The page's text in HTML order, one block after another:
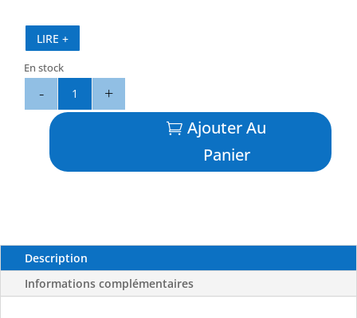
avec coupe-fil intégré
mâchoires fermées lorsqu’elles ne sont pas en cours
d’utilisation
LIRE +
En stock
quantité
Ajouter Au
Panier
Description
Informations complémentaires